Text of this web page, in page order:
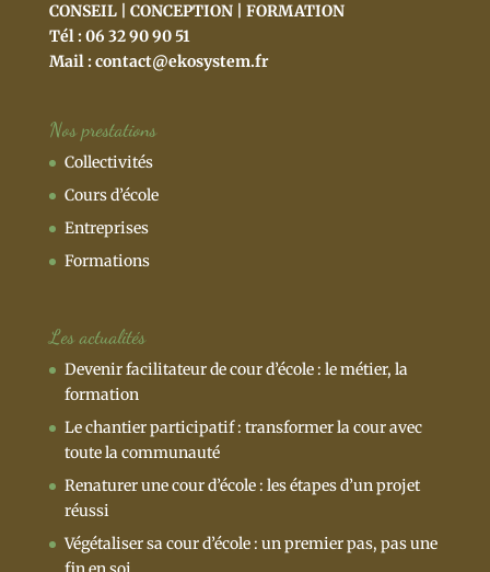
CONSEIL | CONCEPTION | FORMATION
Tél : 06 32 90 90 51
Mail :contact@ekosystem.fr
Nos prestations
Collectivités
Cours d’école
Entreprises
Formations
Les actualités
Devenir facilitateur de cour d’école : le métier, la
formation
Le chantier participatif : transformer la cour avec
toute la communauté
Renaturer une cour d’école : les étapes d’un projet
réussi
Végétaliser sa cour d’école : un premier pas, pas une